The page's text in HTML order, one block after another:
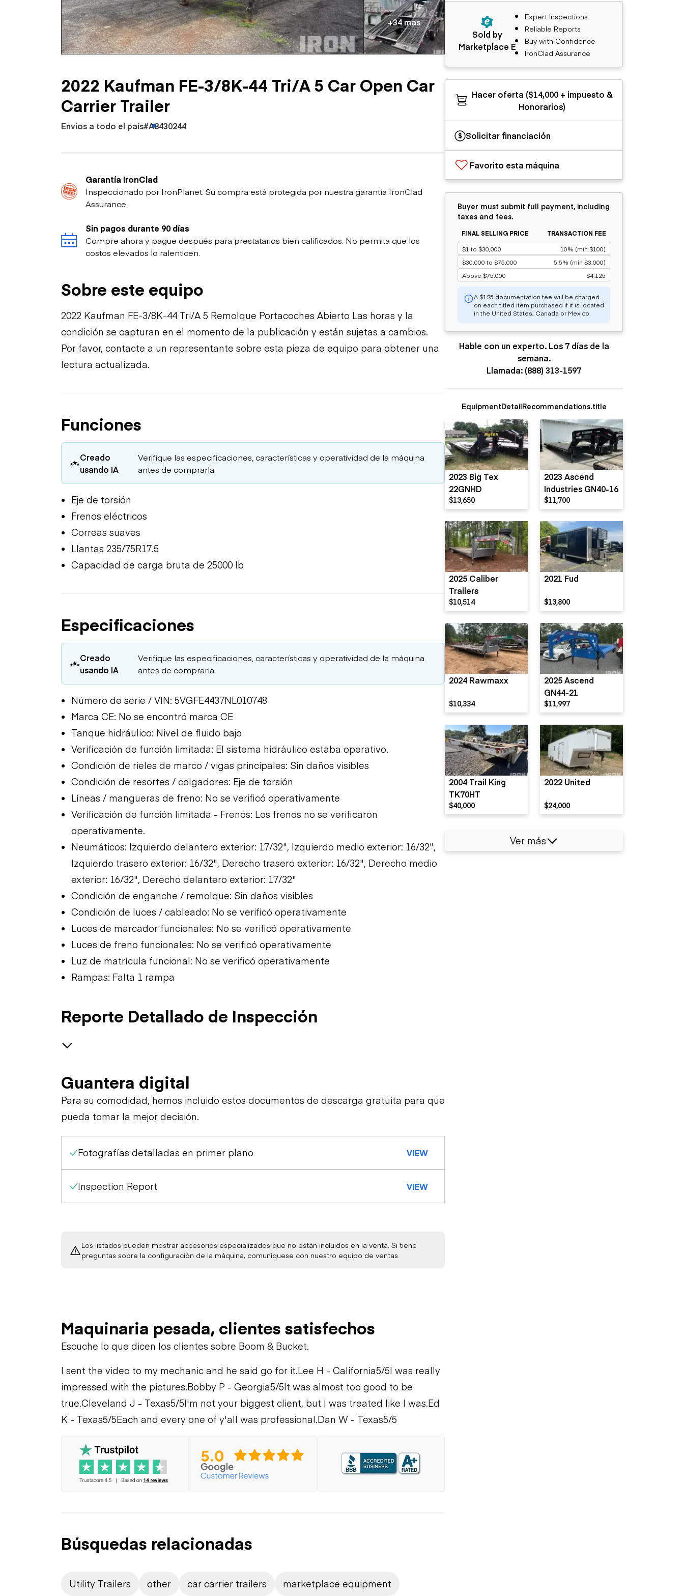
Petróleo y gas
Excavadoras
Motoniveladoras
Minicargadoras
Omitir cargadores
Raspadores
Trailers
Remolques volcados
Remolques de
plataforma
Remolques de troncos
+34 mas
2022 Kaufman FE-3/8K-44 Tri/A 5 Car Open Car
Carrier Trailer
Envíos a todo el país#A8430244
Garantía IronClad
Inspeccionado por IronPlanet. Su compra está protegida por nuestra garantía IronClad
Assurance.
Sin pagos durante 90 días
Compre ahora y pague después para prestatarios bien calificados. No permita que los
costos elevados lo ralenticen.
Sobre este equipo
2022 Kaufman FE-3/8K-44 Tri/A 5 Remolque Portacoches Abierto Las horas y la
condición se capturan en el momento de la publicación y están sujetas a cambios.
Por favor, contacte a un representante sobre esta pieza de equipo para obtener una
lectura actualizada.
Funciones
Creado
usando IA
Verifique las especificaciones, características y operatividad de la máquina
antes de comprarla.
Eje de torsión
Frenos eléctricos
Correas suaves
Llantas 235/75R17.5
Capacidad de carga bruta de 25000 lb
Especificaciones
Creado
usando IA
Verifique las especificaciones, características y operatividad de la máquina
antes de comprarla.
Número de serie / VIN: 5VGFE4437NL010748
Marca CE: No se encontró marca CE
Tanque hidráulico: Nivel de fluido bajo
Verificación de función limitada: El sistema hidráulico estaba operativo.
Condición de rieles de marco / vigas principales: Sin daños visibles
Condición de resortes / colgadores: Eje de torsión
Líneas / mangueras de freno: No se verificó operativamente
Verificación de función limitada - Frenos: Los frenos no se verificaron
operativamente.
Neumáticos: Izquierdo delantero exterior: 17/32", Izquierdo medio exterior: 16/32",
Izquierdo trasero exterior: 16/32", Derecho trasero exterior: 16/32", Derecho medio
exterior: 16/32", Derecho delantero exterior: 17/32"
Condición de enganche / remolque: Sin daños visibles
Condición de luces / cableado: No se verificó operativamente
Luces de marcador funcionales: No se verificó operativamente
Luces de freno funcionales: No se verificó operativamente
Luz de matrícula funcional: No se verificó operativamente
Rampas: Falta 1 rampa
Reporte Detallado de Inspección
General Appearance
Limited Function Check
Guantera digital
Para su comodidad, hemos incluido estos documentos de descarga gratuita para que
pueda tomar la mejor decisión.
Fotografías detalladas en primer plano VIEW
Inspection Report VIEW
Los listados pueden mostrar accesorios especializados que no están incluidos en la venta. Si tiene
preguntas sobre la configuración de la máquina, comuníquese con nuestro equipo de ventas.
Maquinaria pesada, clientes satisfechos
Escuche lo que dicen los clientes sobre Boom & Bucket.
I sent the video to my mechanic and he said go for it.Lee H - California5/5I was really
impressed with the pictures.Bobby P - Georgia5/5It was almost too good to be
true.Cleveland J - Texas5/5I'm not your biggest client, but I was treated like I was.Ed
K - Texas5/5Each and every one of y'all was professional.Dan W - Texas5/5
Búsquedas relacionadas
Utility Trailers other car carrier trailers marketplace equipment
Sold by
Marketplace E
Expert Inspections
Reliable Reports
Buy with Confidence
IronClad Assurance
Hacer oferta ($14,000 + impuesto &
Honorarios)
Solicitar financiación
Favorito esta máquina
Buyer must submit full payment, including
taxes and fees.
FINAL SELLING PRICE
TRANSACTION FEE
$1 to $30,000
10% (min $100)
$30,000 to $75,000
5.5% (min $3,000)
Above $75,000
$4,125
A $125 documentation fee will be charged
on each titled item purchased if it is located
in the United States, Canada or Mexico.
Hable con un experto. Los 7 días de la
semana.
Llamada: (888) 313-1597
EquipmentDetailRecommendations.title
2023 Big Tex
22GNHD
$13,650
2023 Ascend
Industries GN40-16
$11,700
2025 Caliber
Trailers
$10,514
2021 Fud
$13,800
2024 Rawmaxx
$10,334
2025 Ascend
GN44-21
$11,997
2004 Trail King
TK70HT
$40,000
2022 United
$24,000
Ver más